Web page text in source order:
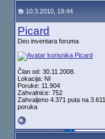
10.3.2010, 19:44
Picard
Deo inventara foruma
Član od: 30.11.2008.
Lokacija: NI
Poruke: 11.904
Zahvalnice: 752
Zahvaljeno 4.371 puta na 3.611
poruka